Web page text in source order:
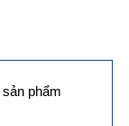
phẩm